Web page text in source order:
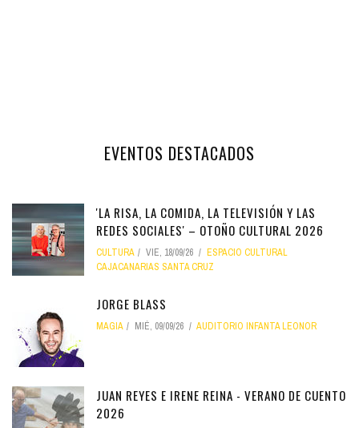
EVENTOS DESTACADOS
'LA RISA, LA COMIDA, LA TELEVISIÓN Y LAS
REDES SOCIALES' – OTOÑO CULTURAL 2026
CULTURA VIE, 18/09/26
ESPACIO CULTURAL
CAJACANARIAS SANTA CRUZ
JORGE BLASS
MAGIA MIÉ, 09/09/26 AUDITORIO INFANTA LEONOR
JUAN REYES E IRENE REINA - VERANO DE CUENTO
2026